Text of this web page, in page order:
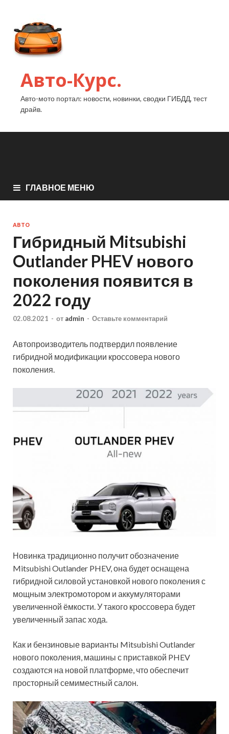
Авто-Курс.
Авто-мото портал: новости, новинки, сводки ГИБДД, тест
драйв.
ГЛАВНОЕ МЕНЮ
АВТО
Гибридный Mitsubishi
Outlander PHEV нового
поколения появится в
2022 году
02.08.2021 - от admin - Оставьте комментарий
Автопроизводитель подтвердил появление
гибридной модификации кроссовера нового
поколения.
Новинка традиционно получит обозначение
Mitsubishi Outlander PHEV, она будет оснащена
гибридной силовой установкой нового поколения с
мощным электромотором и аккумуляторами
увеличенной ёмкости. У такого кроссовера будет
увеличенный запас хода.
Как и бензиновые варианты Mitsubishi Outlander
нового поколения, машины с приставкой PHEV
создаются на новой платформе, что обеспечит
просторный семиместный салон.